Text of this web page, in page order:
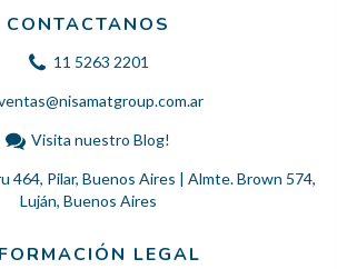
CONTACTANOS
11 5263 2201
Visita nuestro Blog!
464, Pilar, Buenos Aires | Almte. Brown 574,
Luján, Buenos Aires
LEGAL